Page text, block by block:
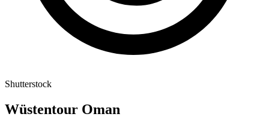
Shutterstock
Wüstentour Oman